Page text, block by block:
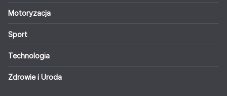
Motoryzacja
Sport
Technologia
Zdrowie i Uroda